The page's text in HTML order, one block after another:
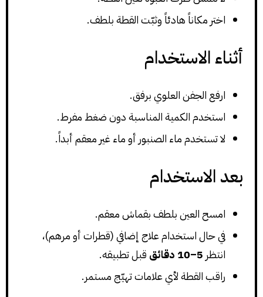
اختر مكاناً هادئاً وثبّت القطة بلطف.
أثناء الاستخدام
ارفع الجفن العلوي برفق.
استخدم الكمية المناسبة دون ضغط مفرط.
لا تستخدم ماء الصنبور أو ماء غير معقم أبداً.
بعد الاستخدام
امسح العين بلطف بقماش معقم.
في حال استخدام علاج إضافي (قطرات أو مرهم)،
انتظر 5–10 دقائق
قبل تطبيقه.
راقب القطة لأي علامات تهيّج مستمر.